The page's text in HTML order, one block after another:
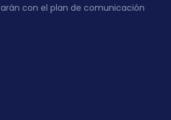
con el plan de comunicación